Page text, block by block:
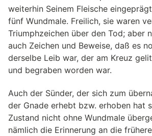
weiterhin Seinem Fleische
fünf Wundmale. Freilich, sie waren
Triumphzeichen über den Tod; aber
auch Zeichen und Beweise, daß es
derselbe Leib war, der am Kreuz
und begraben worden war.
Auch der Sünder, der sich zum
der Gnade erhebt bzw. erhoben hat
Zustand nicht ohne Wundmale
nämlich die Erinnerung an die